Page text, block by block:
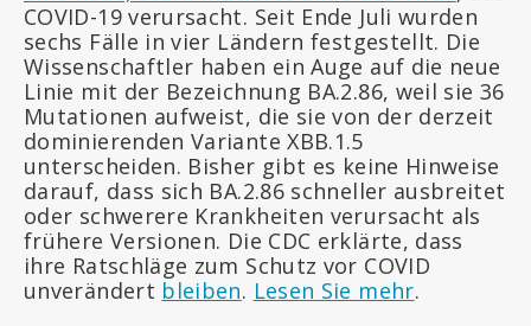
COVID-19 verursacht. Seit Ende Juli wurden
sechs Fälle in vier Ländern festgestellt. Die
Wissenschaftler haben ein Auge auf die neue
Linie mit der Bezeichnung BA.2.86, weil sie 36
Mutationen aufweist, die sie von der derzeit
dominierenden Variante XBB.1.5
unterscheiden. Bisher gibt es keine Hinweise
darauf, dass sich BA.2.86 schneller ausbreitet
oder schwerere Krankheiten verursacht als
frühere Versionen. Die CDC erklärte, dass
ihre Ratschläge zum Schutz vor COVID
unverändert bleiben. Lesen Sie mehr.